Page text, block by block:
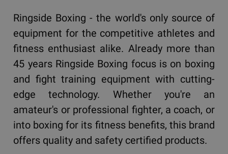
Ringside Boxing - the world's only source of
equipment for the competitive athletes and
fitness enthusiast alike. Already more than
45 years Ringside Boxing focus is on boxing
and fight training equipment with cutting-
edge technology. Whether you're an
amateur's or professional fighter, a coach, or
into boxing for its fitness benefits, this brand
offers quality and safety certified products.